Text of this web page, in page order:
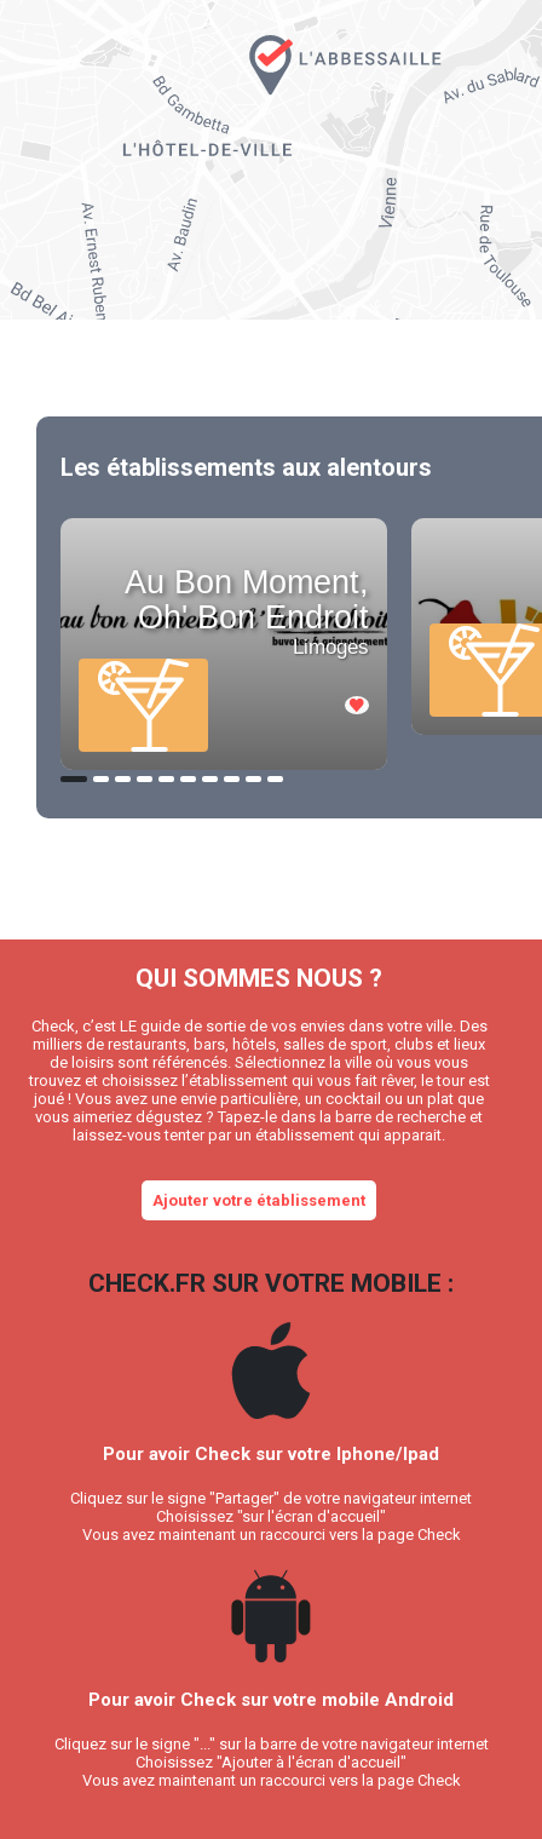
Les établissements aux alentours
Au Bon Moment,
Oh' Bon Endroit
Limoges
QUI SOMMES NOUS ?
Check, c’est LE guide de sortie de vos envies dans votre ville. Des
milliers de restaurants, bars, hôtels, salles de sport, clubs et lieux
de loisirs sont référencés. Sélectionnez la ville où vous vous
trouvez et choisissez l’établissement qui vous fait rêver, le tour est
joué ! Vous avez une envie particulière, un cocktail ou un plat que
vous aimeriez dégustez ? Tapez-le dans la barre de recherche et
laissez-vous tenter par un établissement qui apparait.
Ajouter votre établissement
CHECK.FR SUR VOTRE MOBILE :
Pour avoir Check sur votre Iphone/Ipad
Cliquez sur le signe "Partager" de votre navigateur internet
Choisissez "sur l'écran d'accueil"
Vous avez maintenant un raccourci vers la page Check
Pour avoir Check sur votre mobile Android
Cliquez sur le signe "..." sur la barre de votre navigateur internet
Choisissez "Ajouter à l'écran d'accueil"
Vous avez maintenant un raccourci vers la page Check